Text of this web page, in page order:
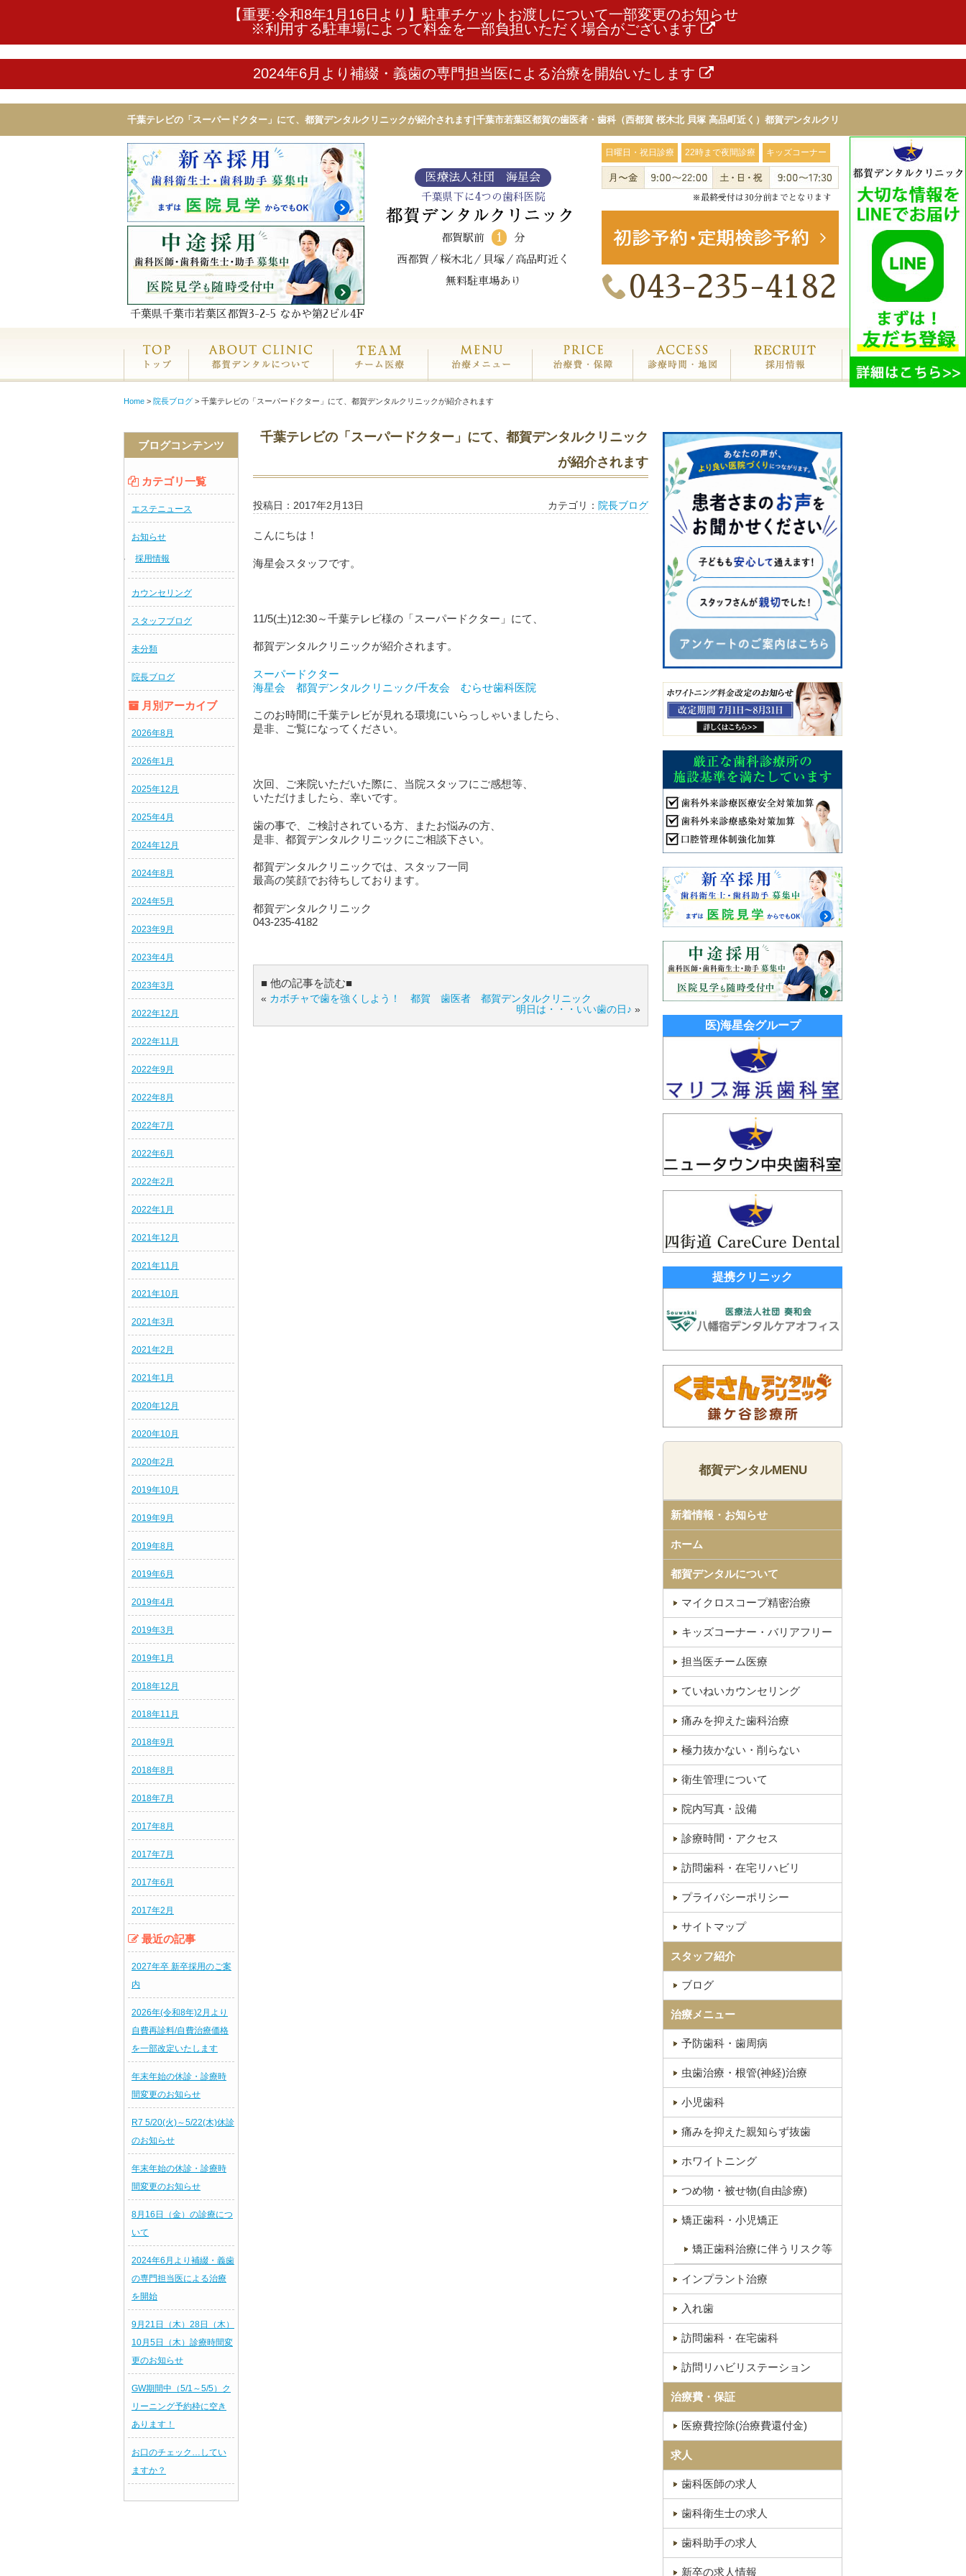
【重要:令和8年1月16日より】駐車チケットお渡しについて一部変更のお知らせ
※利用する駐車場によって料金を一部負担いただく場合がございます
2024年6月より補綴・義歯の専門担当医による治療を開始いたします
千葉テレビの「スーパードクター」にて、都賀デンタルクリニックが紹介されます|千葉市若葉区都賀の歯医者・歯科（西都賀 桜木北 貝塚 高品町近く）都賀デンタルクリ
ニック
千葉県千葉市若葉区都賀3-2-5 なかや第2ビル4F
医療法人社団 海星会
千葉県下に4つの歯科医院
都賀駅前 1
分
西都賀／桜木北／貝塚／高品町近く
無料駐車場あり
日曜日・祝日診療 22時まで夜間診療 キッズコーナー
※最終受付は30分前までとなります
043-235-4182
ホーム 都賀デンタルクリニックについて
専門医チーム医療 治療メニュー 治療費・保証 診療時間・地図 採用情報
Home > 院長ブログ > 千葉テレビの「スーパードクター」にて、都賀デンタルクリニックが紹介されます
ブログコンテンツ
カテゴリ一覧
エステニュース
お知らせ
採用情報
カウンセリング
スタッフブログ
未分類
院長ブログ
月別アーカイブ
2026年8月
2026年1月
2025年12月
2025年4月
2024年12月
2024年8月
2024年5月
2023年9月
2023年4月
2023年3月
2022年12月
2022年11月
2022年9月
2022年8月
2022年7月
2022年6月
2022年2月
2022年1月
2021年12月
2021年11月
2021年10月
2021年3月
2021年2月
2021年1月
2020年12月
2020年10月
2020年2月
2019年10月
2019年9月
2019年8月
2019年6月
2019年4月
2019年3月
2019年1月
2018年12月
2018年11月
2018年9月
2018年8月
2018年7月
2017年8月
2017年7月
2017年6月
2017年2月
最近の記事
2027年卒 新卒採用のご案
内
2026年(令和8年)2月より
自費再診料/自費治療価格
を一部改定いたします
年末年始の休診・診療時
間変更のお知らせ
R7 5/20(火)～5/22(木)休診
のお知らせ
年末年始の休診・診療時
間変更のお知らせ
8月16日（金）の診療につ
いて
2024年6月より補綴・義歯
の専門担当医による治療
を開始
9月21日（木）28日（木）
10月5日（木）診療時間変
更のお知らせ
GW期間中（5/1～5/5）ク
リーニング予約枠に空き
あります！
お口のチェック…してい
ますか？
千葉テレビの「スーパードクター」にて、都賀デンタルクリニック
が紹介されます
投稿日：2017年2月13日 カテゴリ： 院長ブログ
こんにちは！
海星会スタッフです。
11/5(土)12:30～千葉テレビ様の「スーパードクター」にて、
都賀デンタルクリニックが紹介されます。
スーパードクター
海星会 都賀デンタルクリニック/千友会 むらせ歯科医院
このお時間に千葉テレビが見れる環境にいらっしゃいましたら、
是非、ご覧になってください。
次回、ご来院いただいた際に、当院スタッフにご感想等、
いただけましたら、幸いです。
歯の事で、ご検討されている方、またお悩みの方、
是非、都賀デンタルクリニックにご相談下さい。
都賀デンタルクリニックでは、スタッフ一同
最高の笑顔でお待ちしております。
都賀デンタルクリニック
043-235-4182
■ 他の記事を読む■
« カボチャで歯を強くしよう！ 都賀 歯医者 都賀デンタルクリニック
明日は・・・いい歯の日♪ »
医)海星会グループ
提携クリニック
都賀デンタルMENU
新着情報・お知らせ
ホーム
都賀デンタルについて
マイクロスコープ精密治療
キッズコーナー・バリアフリー
担当医チーム医療
ていねいカウンセリング
痛みを抑えた歯科治療
極力抜かない・削らない
衛生管理について
院内写真・設備
診療時間・アクセス
訪問歯科・在宅リハビリ
プライバシーポリシー
サイトマップ
スタッフ紹介
ブログ
治療メニュー
予防歯科・歯周病
虫歯治療・根管(神経)治療
小児歯科
痛みを抑えた親知らず抜歯
ホワイトニング
つめ物・被せ物(自由診療)
矯正歯科・小児矯正
矯正歯科治療に伴うリスク等
インプラント治療
入れ歯
訪問歯科・在宅歯科
訪問リハビリステーション
治療費・保証
医療費控除(治療費還付金)
求人
歯科医師の求人
歯科衛生士の求人
歯科助手の求人
新卒の求人情報